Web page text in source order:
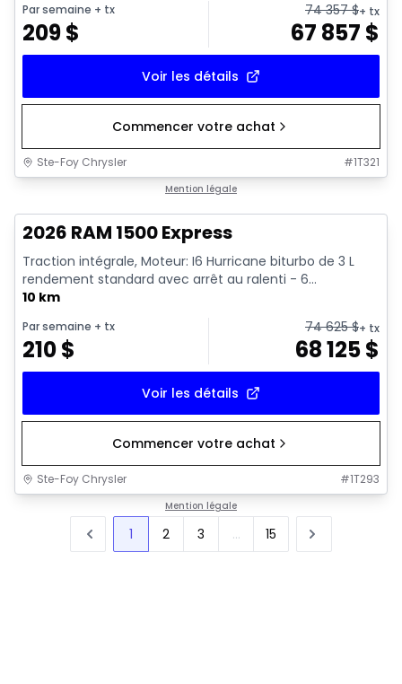
Par semaine + tx
209$
74 357$+ tx
67 857 $
Voir les détails
Commencer votre achat
Ste-Foy Chrysler #1T321
Mention légale
2026 RAM 1500 Express
Traction intégrale, Moteur: I6 Hurricane biturbo de 3 L
rendement standard avec arrêt au ralenti - 6...
10 km
Par semaine + tx
210$
74 625$+ tx
68 125$
Voir les détails
Commencer votre achat
Ste-Foy Chrysler #1T293
Mention légale
1 2 3 ... 15